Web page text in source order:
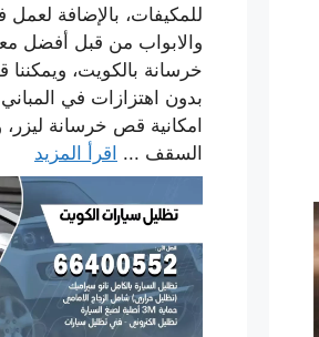
للمكيفات، بالإضافة
والابواب من قبل أفضل
خرسانة بالكويت،
بدون اهتزازات في
امكانية قص خرسانة
السقف ... اقرأ المزيد